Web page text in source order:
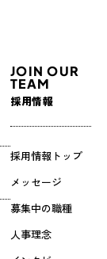
JOIN OUR
TEAM
採用情報
採用情報トップ
メッセージ
募集中の職種
人事理念